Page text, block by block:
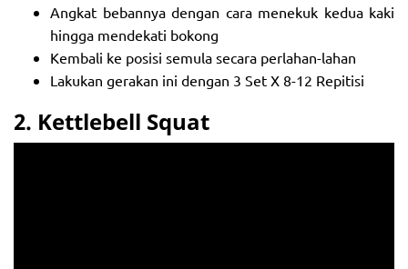
Angkat bebannya dengan cara menekuk kedua kaki
hingga mendekati bokong
Kembali ke posisi semula secara perlahan-lahan
Lakukan gerakan ini dengan 3 Set X 8-12 Repitisi
2. Kettlebell Squat